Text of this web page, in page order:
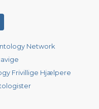
Network
Frivillige Hjælpere